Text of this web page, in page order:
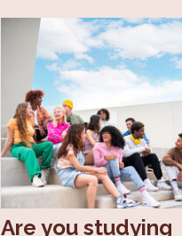
Are you studying